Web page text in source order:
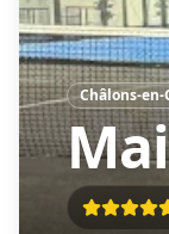
Châlons-